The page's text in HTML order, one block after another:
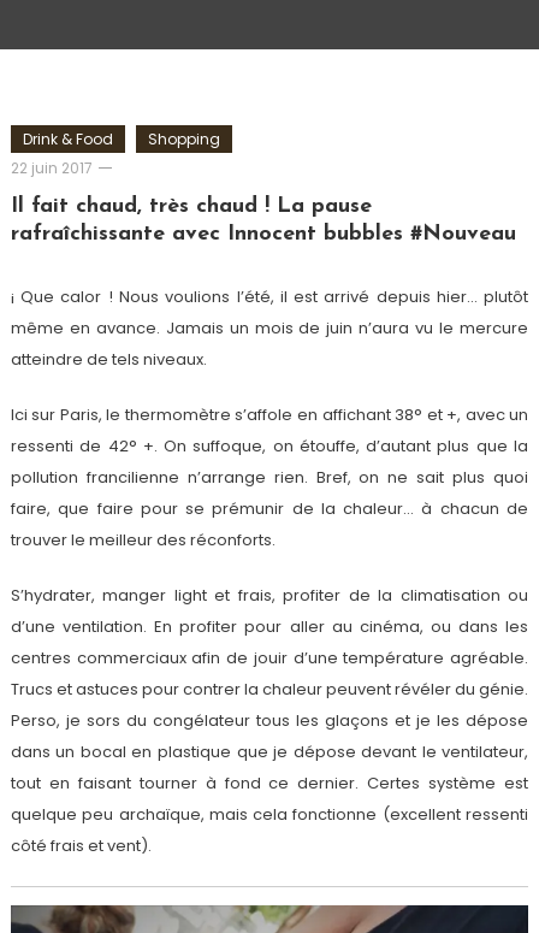
Drink & Food
Shopping
22 juin 2017
Romain-
Paris
Il fait chaud, très chaud ! La pause
rafraîchissante avec Innocent bubbles #Nouveau
¡ Que calor ! Nous voulions l’été, il est arrivé depuis hier… plutôt
même en avance. Jamais un mois de juin n’aura vu le mercure
atteindre de tels niveaux.
Ici sur Paris, le thermomètre s’affole en affichant 38° et +, avec un
ressenti de 42° +. On suffoque, on étouffe, d’autant plus que la
pollution francilienne n’arrange rien. Bref, on ne sait plus quoi
faire, que faire pour se prémunir de la chaleur… à chacun de
trouver le meilleur des réconforts.
S’hydrater, manger light et frais, profiter de la climatisation ou
d’une ventilation. En profiter pour aller au cinéma, ou dans les
centres commerciaux afin de jouir d’une température agréable.
Trucs et astuces pour contrer la chaleur peuvent révéler du génie.
Perso, je sors du congélateur tous les glaçons et je les dépose
dans un bocal en plastique que je dépose devant le ventilateur,
tout en faisant tourner à fond ce dernier. Certes système est
quelque peu archaïque, mais cela fonctionne (excellent ressenti
côté frais et vent).